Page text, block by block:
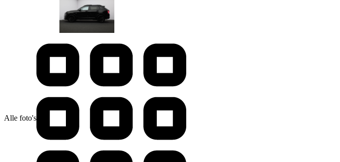
Alle foto's